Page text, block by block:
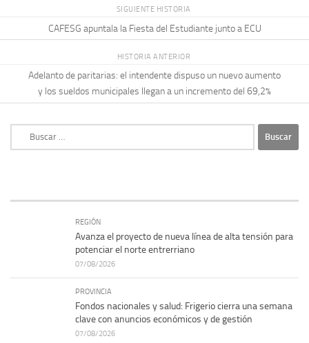
SIGUIENTE HISTORIA
CAFESG apuntala la Fiesta del Estudiante junto a ECU
HISTORIA ANTERIOR
Adelanto de paritarias: el intendente dispuso un nuevo aumento
y los sueldos municipales llegan a un incremento del 69,2%
REGIÓN
Avanza el proyecto de nueva línea de alta tensión para
potenciar el norte entrerriano
07/08/2026
PROVINCIA
Fondos nacionales y salud: Frigerio cierra una semana
clave con anuncios económicos y de gestión
07/08/2026